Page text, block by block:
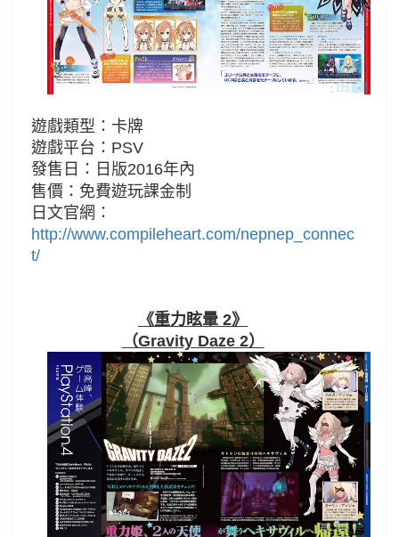
遊戲類型：卡牌
遊戲平台：PSV
發售日：日版2016年內
售價：免費遊玩課金制
日文官網：
http://www.compileheart.com/nepnep_connec
t/
《重力眩暈 2》
（Gravity Daze 2）